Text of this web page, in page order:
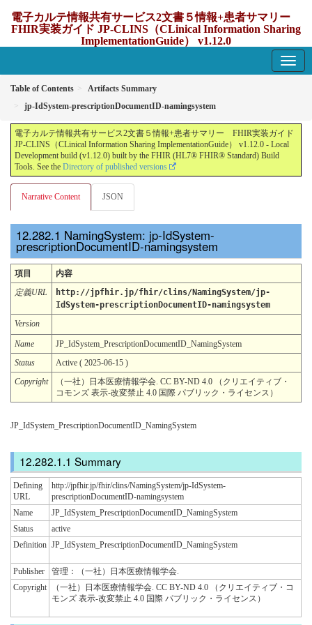
電子カルテ情報共有サービス2文書５情報+患者サマリー
FHIR実装ガイド JP-CLINS（CLinical Information Sharing
ImplementationGuide） v1.12.0
Table of Contents
Artifacts Summary
jp-IdSystem-prescriptionDocumentID-namingsystem
電子カルテ情報共有サービス2文書５情報+患者サマリー FHIR実装ガイド
JP-CLINS（CLinical Information Sharing ImplementationGuide） v1.12.0 - Local
Development build (v1.12.0) built by the FHIR (HL7® FHIR® Standard) Build
Tools. See the Directory of published versions
Narrative Content JSON
NamingSystem: jp-IdSystem-
prescriptionDocumentID-namingsystem
項目
内容
定義URL
http://jpfhir.jp/fhir/clins/NamingSystem/jp-
IdSystem-prescriptionDocumentID-namingsystem
Version
Name
JP_IdSystem_PrescriptionDocumentID_NamingSystem
Status
Active ( 2025-06-15 )
Copyright
（一社）日本医療情報学会. CC BY-ND 4.0 （クリエイティブ・
コモンズ 表示-改変禁止 4.0 国際 パブリック・ライセンス）
JP_IdSystem_PrescriptionDocumentID_NamingSystem
Summary
Defining
URL
http://jpfhir.jp/fhir/clins/NamingSystem/jp-IdSystem-
prescriptionDocumentID-namingsystem
Name
JP_IdSystem_PrescriptionDocumentID_NamingSystem
Status
active
Definition JP_IdSystem_PrescriptionDocumentID_NamingSystem
Publisher
管理：（一社）日本医療情報学会.
Copyright
（一社）日本医療情報学会. CC BY-ND 4.0 （クリエイティブ・コ
モンズ 表示-改変禁止 4.0 国際 パブリック・ライセンス）